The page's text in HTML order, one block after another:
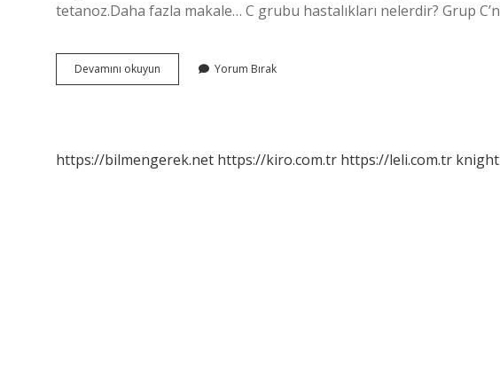
tetanoz.Daha fazla makale… C grubu hastalıkları nelerdir? Grup
Devamını okuyun Boğmaca
Bildirimi
Yorum Bırak
https://bilmengerek.net https://kiro.com.tr https://leli.com.tr